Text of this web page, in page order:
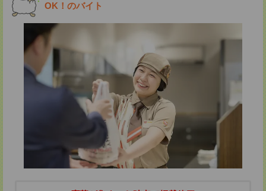
OK！のバイト